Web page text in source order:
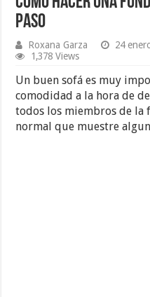
paso
Roxana Garza 24
1,378 Views
Un buen sofá es muy
comodidad a la hora de
todos los miembros de la
normal que muestre